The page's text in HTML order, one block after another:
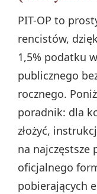
PIT-OP to
rencistów,
1,5% podatku
publicznego
rocznego.
poradnik: dla
złożyć,
na najczęstsze
oficjalnego
pobierających